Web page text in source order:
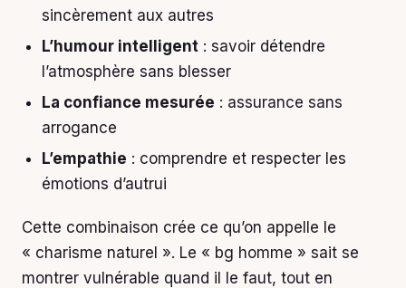
sincèrement aux autres
L’humour intelligent : savoir détendre
l’atmosphère sans blesser
La confiance mesurée : assurance sans
arrogance
L’empathie : comprendre et respecter les
émotions d’autrui
Cette combinaison crée ce qu’on appelle le
« charisme naturel ». Le « bg homme » sait se
montrer vulnérable quand il le faut, tout en